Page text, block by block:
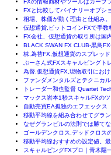
FXの情報商材やツールはカーブ
FXと比較してバイナリーオプシ
相場、株価が動く理由と仕組み
仮想通貨,ビットコインFXで手
FX会社、仮想通貨の取引所は国
BLACK SWAN FX CLUB-黒鳥
株,為替FX,仮想通貨のスプレッ
ぷーさん式FXスキャルピングト
為替,仮想通貨FX,現物取引にお
ファンダメンタルズとテクニカ
トレーダー和也監督 Quartet
マックス岩本1秒スキャルFXの
自動売買EA孤独のエフエックス
移動平均線を組み合わせてグラ
なぜグランビルの法則では勝て
ゴールデンクロス,デッドクロス
移動平均線おすすめの設定値。
スキャルピングFXプロ｜青木陽